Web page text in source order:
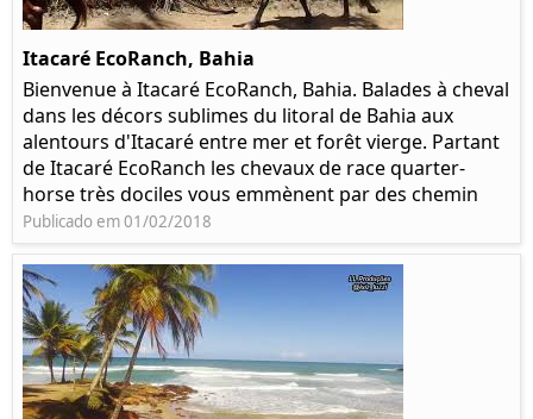
Itacaré EcoRanch, Bahia
Bienvenue à Itacaré EcoRanch, Bahia. Balades à cheval
dans les décors sublimes du litoral de Bahia aux
alentours d'Itacaré entre mer et forêt vierge. Partant
de Itacaré EcoRanch les chevaux de race quarter-
horse très dociles vous emmènent par des chemin
Publicado em 01/02/2018